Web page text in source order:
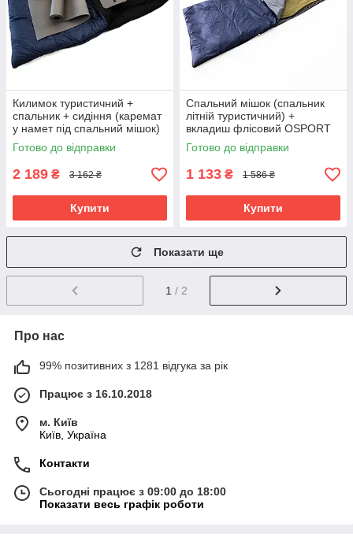
Килимок туристичний +
спальник + сидіння (каремат
у намет під спальний мішок)
OSPORT Lite Зима + (n-0027)
Синій
Готово до відправки
2 189 ₴ 3 162 ₴
Купити
Спальний мішок (спальник
літній туристичний) +
вкладиш флісовий OSPORT
Літо 2в1 (ty-0036)
Готово до відправки
1 133 ₴ 1 586 ₴
Купити
Показати ще
1 / 2
Про нас
99% позитивних з 1281 відгука за рік
Працює з 16.10.2018
м. Київ
Київ, Україна
Контакти
Сьогодні працює з 09:00 до 18:00
Показати весь графік роботи